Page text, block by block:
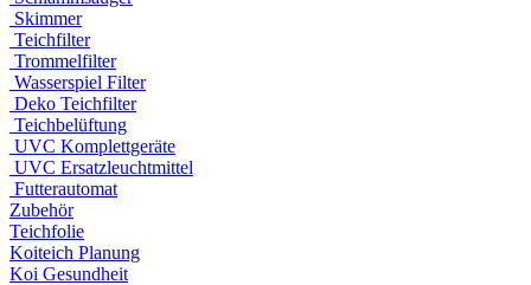
Skimmer
Teichfilter
Trommelfilter
Wasserspiel Filter
Deko Teichfilter
Teichbelüftung
UVC Komplettgeräte
UVC Ersatzleuchtmittel
Futterautomat
Zubehör
Teichfolie
Koiteich Planung
Koi Gesundheit